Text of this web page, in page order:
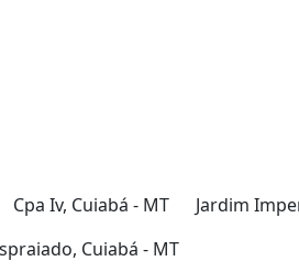
Cpa Iv, Cuiabá - MT
Jardim
Cuiabá - MT